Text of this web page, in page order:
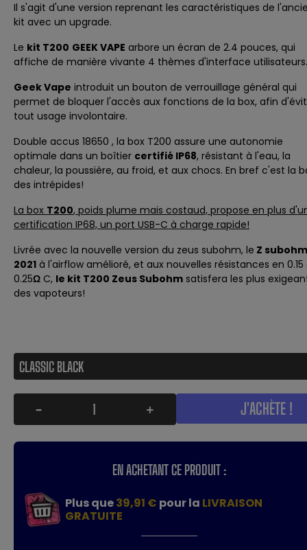
Il s'agit d'une version reprenant les caractéristiques de
kit avec un upgrade.
Le kit T200 GEEK VAPE arbore un écran de 2.4 pouces, qui
affiche de manière vivante 4 thèmes d'interface
Geek Vape introduit un bouton de verrouillage général qui
permet de bloquer l'accès aux fonctions de la box, afin
tout usage involontaire.
Double accus 18650 , la box T200 assure une autonomie
optimale dans un boîtier certifié IP68, résistant à l'eau, la
chaleur, la poussière, au froid, et aux chocs. En bref c'est la
des intrépides!
La box T200, poids plume mais costaud, propose en plus
certification IP68, un port USB-C à charge rapide!
Livrée avec la nouvelle version du zeus subohm, le Z subohm
2021 à l'airflow amélioré, et aux nouvelles résistances en
0.25Ω C, le kit T200 Zeus Subohm satisfera les plus
des vapoteurs!
- + J'ACHÈTE !
EN ACHETANT CE PRODUIT :
Plus que39,91 € pour la LIVRAISON
GRATUITE